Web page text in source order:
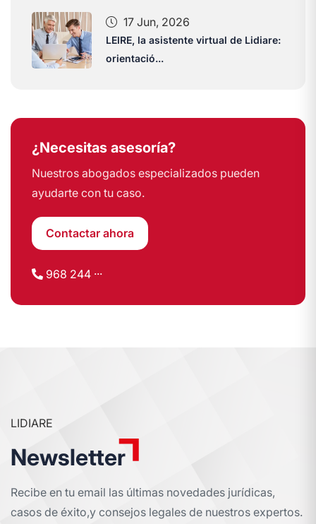
17 Jun, 2026
LEIRE, la asistente virtual de Lidiare:
orientació...
¿Necesitas asesoría?
Nuestros abogados especializados pueden
ayudarte con tu caso.
Contactar ahora
968 244 ···
LIDIARE
Newsletter
Recibe en tu email las últimas novedades jurídicas,
casos de éxito,y consejos legales de nuestros expertos.